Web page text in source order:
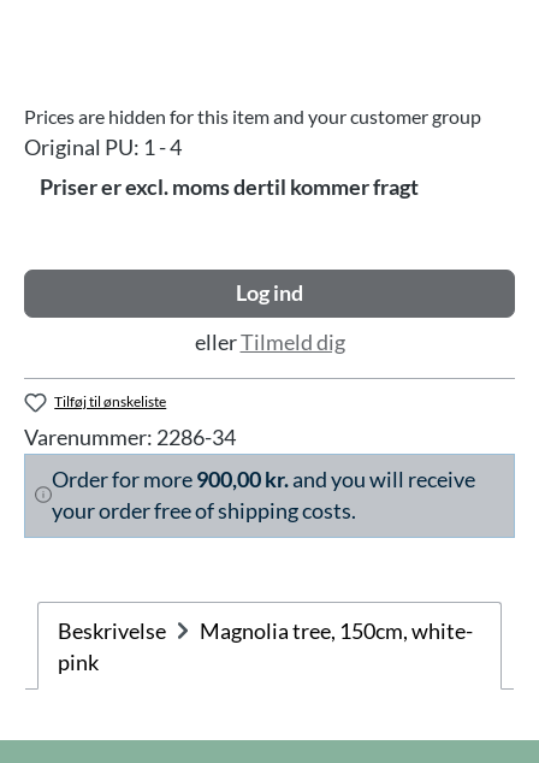
Prices are hidden for this item and your customer group
Original PU: 1 - 4
Priser er excl. moms dertil kommer fragt
Log ind
ellerTilmeld dig
Tilføj til ønskeliste
Varenummer: 2286-34
Order for more900,00 kr.and you will receive
your order free of shipping costs.
Beskrivelse
Magnolia tree, 150cm, white-
pink